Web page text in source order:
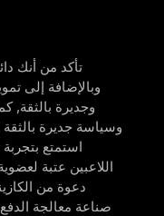
تأكد من أنك
وبالإضافة إلى
وجديرة بالثقة,
وسياسة جديرة
استمتع
اللاعبين عتبة
دعوة من
صناعة معالجة